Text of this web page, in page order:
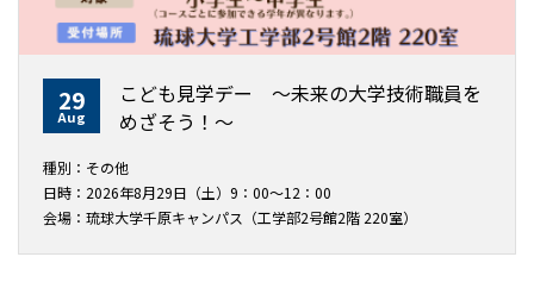
29
Aug
こども見学デー ～未来の大学技術職員を
めざそう！〜
種別：その他
日時：2026年8月29日（土）9：00～12：00
会場：琉球大学千原キャンパス（工学部2号館2階 220室）